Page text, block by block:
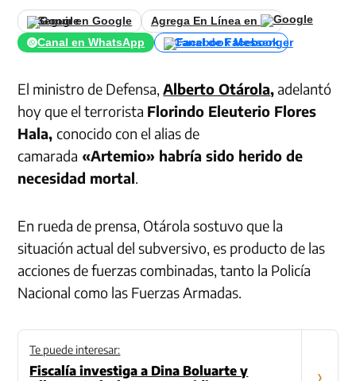
Seguir en Google
Agrega En Línea en
Canal en WhatsApp
Canal de Facebook
El ministro de Defensa,Alberto Otárola,adelantó
hoy que el terrorista Florindo Eleuterio Flores
Hala,conocido con el alias de
camarada «Artemio» habría sido herido de
necesidad mortal.
En rueda de prensa, Otárola sostuvo que la
situación actual del subversivo, es producto de las
acciones de fuerzas combinadas, tanto la Policía
Nacional como las Fuerzas Armadas.
Te puede interesar:
Fiscalía investiga a Dina Boluarte y
›